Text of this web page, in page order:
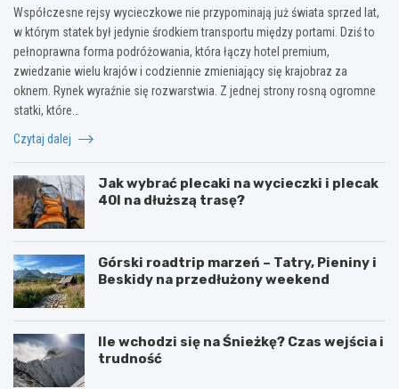
Współczesne rejsy wycieczkowe nie przypominają już świata sprzed lat,
w którym statek był jedynie środkiem transportu między portami. Dziś to
pełnoprawna forma podróżowania, która łączy hotel premium,
zwiedzanie wielu krajów i codziennie zmieniający się krajobraz za
oknem. Rynek wyraźnie się rozwarstwia. Z jednej strony rosną ogromne
statki, które…
Czytaj dalej
Jak wybrać plecaki na wycieczki i plecak
40l na dłuższą trasę?
Górski roadtrip marzeń – Tatry, Pieniny i
Beskidy na przedłużony weekend
Ile wchodzi się na Śnieżkę? Czas wejścia i
trudność